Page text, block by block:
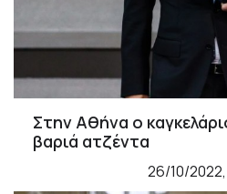
Στην Αθήνα ο
βαριά ατζέντα
26/10/2022,